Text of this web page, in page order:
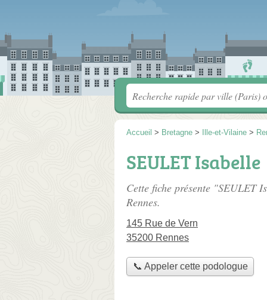
Accueil > Bretagne > Ille-et-Vilaine >
SEULET Isabelle
Cette fiche présente "SEULET
Rennes.
145 Rue de Vern
35200 Rennes
📞 Appeler cette podologue